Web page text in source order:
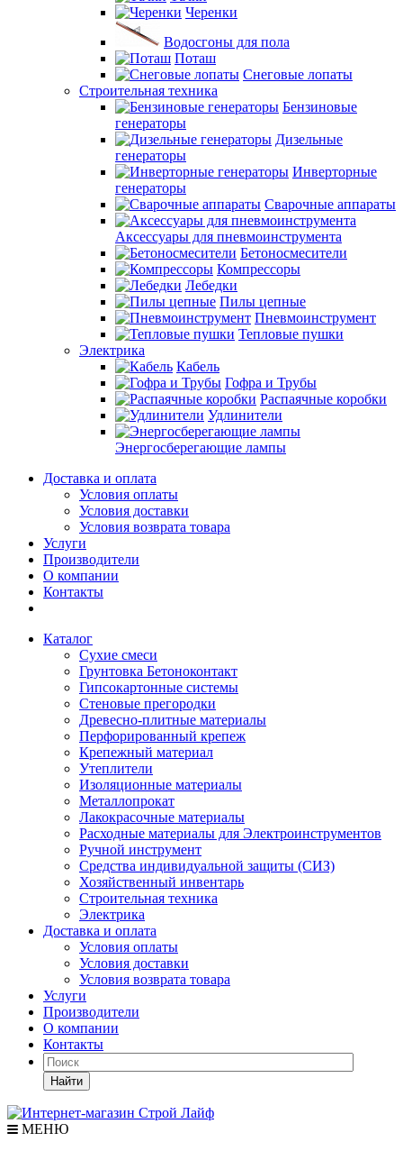
Черенки
Водосгоны для пола
Поташ
Снеговые лопаты
Строительная техника
Бензиновые
генераторы
Дизельные
генераторы
Инверторные
генераторы
Сварочные аппараты
Аксессуары для пневмоинструмента
Бетоносмесители
Компрессоры
Лебедки
Пилы цепные
Пневмоинструмент
Тепловые пушки
Электрика
Кабель
Гофра и Трубы
Распаячные коробки
Удлинители
Энергосберегающие лампы
Доставка и оплата
Условия оплаты
Условия доставки
Условия возврата товара
Услуги
Производители
О компании
Контакты
Каталог
Сухие смеси
Грунтовка Бетоноконтакт
Гипсокартонные системы
Стеновые прегородки
Древесно-плитные материалы
Перфорированный крепеж
Крепежный материал
Утеплители
Изоляционные материалы
Металлопрокат
Лакокрасочные материалы
Расходные материалы для Электроинструментов
Ручной инструмент
Средства индивидуальной защиты (СИЗ)
Хозяйственный инвентарь
Строительная техника
Электрика
Доставка и оплата
Условия оплаты
Условия доставки
Условия возврата товара
Услуги
Производители
О компании
Контакты
Найти
МЕНЮ